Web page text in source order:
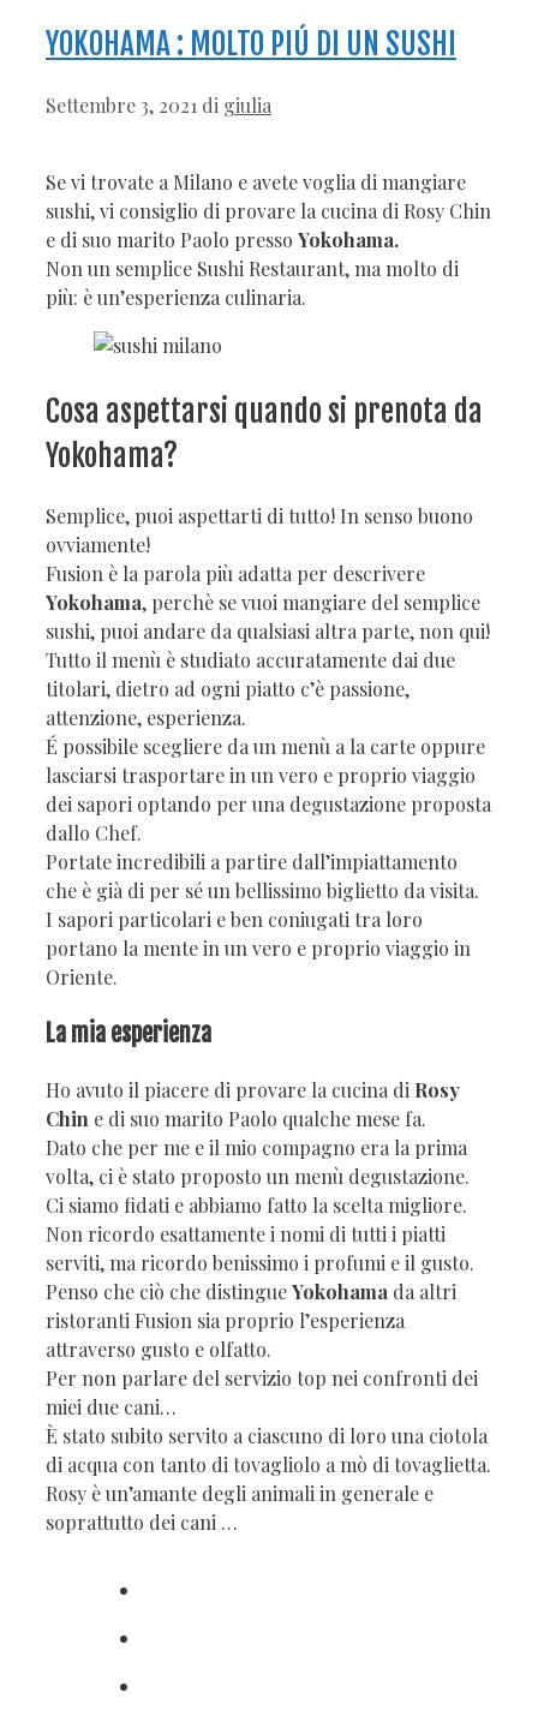
YOKOHAMA : MOLTO PIÚ DI UN SUSHI
Settembre 3, 2021 di giulia
Se vi trovate a Milano e avete voglia di mangiare
sushi, vi consiglio di provare la cucina di Rosy Chin
e di suo marito Paolo presso Yokohama.
Non un semplice Sushi Restaurant, ma molto di
più: è un’esperienza culinaria.
Cosa aspettarsi quando si prenota da
Yokohama?
Semplice, puoi aspettarti di tutto! In senso buono
ovviamente!
Fusion è la parola più adatta per descrivere
Yokohama, perchè se vuoi mangiare del semplice
sushi, puoi andare da qualsiasi altra parte, non qui!
Tutto il menù è studiato accuratamente dai due
titolari, dietro ad ogni piatto c’è passione,
attenzione, esperienza.
É possibile scegliere da un menù a la carte oppure
lasciarsi trasportare in un vero e proprio viaggio
dei sapori optando per una degustazione proposta
dallo Chef.
Portate incredibili a partire dall’impiattamento
che è già di per sé un bellissimo biglietto da visita.
I sapori particolari e ben coniugati tra loro
portano la mente in un vero e proprio viaggio in
Oriente.
La mia esperienza
Ho avuto il piacere di provare la cucina di Rosy
Chin e di suo marito Paolo qualche mese fa.
Dato che per me e il mio compagno era la prima
volta, ci è stato proposto un menù degustazione.
Ci siamo fidati e abbiamo fatto la scelta migliore.
Non ricordo esattamente i nomi di tutti i piatti
serviti, ma ricordo benissimo i profumi e il gusto.
Penso che ciò che distingueYokohama da altri
ristoranti Fusion sia proprio l’esperienza
attraverso gusto e olfatto.
Per non parlare del servizio top nei confronti dei
miei due cani…
È stato subito servito a ciascuno di loro una ciotola
di acqua con tanto di tovagliolo a mò di tovaglietta.
Rosy è un’amante degli animali in generale e
soprattutto dei cani …